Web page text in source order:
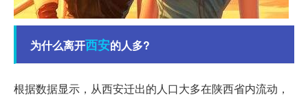
为什么离开西安的人多?
根据数据显示，从西安迁出的人口大多在陕西省内流动，